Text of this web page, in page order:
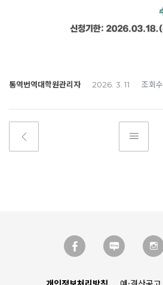
통역번역대학원관리자 2026. 3. 11 조회수